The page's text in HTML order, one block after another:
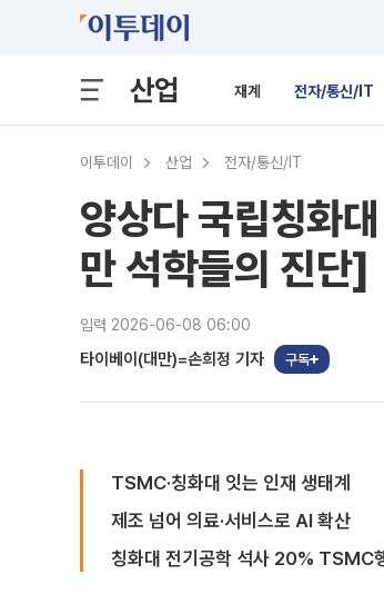
산업 재계 전자/통신/IT
이투데이 산업 전자/통신/IT
양상다 국립칭화
만 석학들의 진단]
입력 2026-06-08 06:00
타이베이(대만)=손희정 기자 구독
TSMC·칭화대 잇는 인재 생태계
제조 넘어 의료·서비스로 AI 확산
칭화대 전기공학 석사 20% TSMC